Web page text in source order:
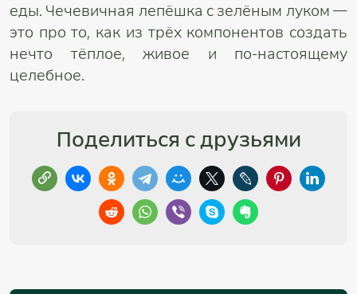
еды. Чечевичная лепёшка с зелёным луком —
это про то, как из трёх компонентов создать
нечто тёплое, живое и по-настоящему
целебное.
Поделиться с друзьями